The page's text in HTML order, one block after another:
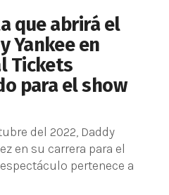
que abrirá el
Yankee en
Tickets
para el show
del 2022, Daddy
en su carrera para el
pertenece a